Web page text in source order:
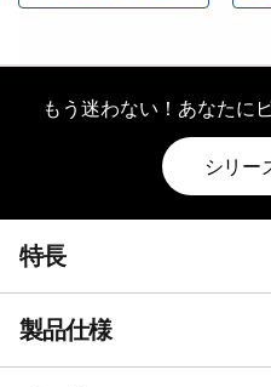
もう迷わない！あなたに
シリー
特長
製品仕様